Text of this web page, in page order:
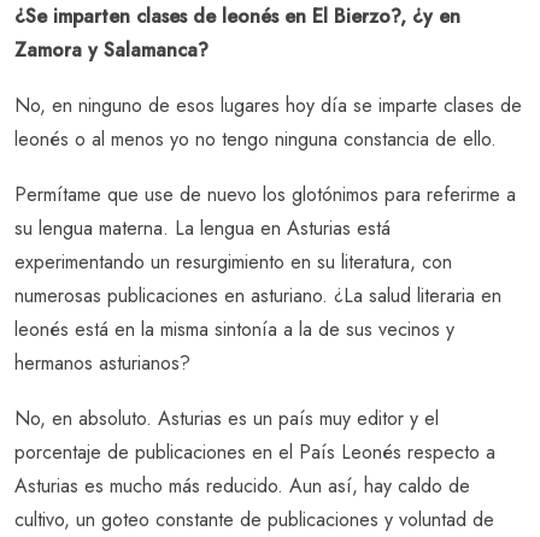
¿Se imparten clases de leonés en El Bierzo?, ¿y en
Zamora y Salamanca?
No, en ninguno de esos lugares hoy día se imparte clases de
leonés o al menos yo no tengo ninguna constancia de ello.
Permítame que use de nuevo los glotónimos para referirme a
su lengua materna. La lengua en Asturias está
experimentando un resurgimiento en su literatura, con
numerosas publicaciones en asturiano. ¿La salud literaria en
leonés está en la misma sintonía a la de sus vecinos y
hermanos asturianos?
No, en absoluto. Asturias es un país muy editor y el
porcentaje de publicaciones en el País Leonés respecto a
Asturias es mucho más reducido. Aun así, hay caldo de
cultivo, un goteo constante de publicaciones y voluntad de